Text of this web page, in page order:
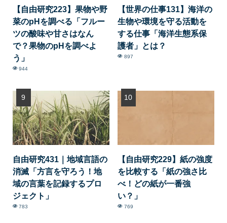
【自由研究223】果物や野
菜のpHを調べる「フルー
ツの酸味や甘さはなん
で？果物のpHを調べよ
う」
944
【世界の仕事131】海洋の
生物や環境を守る活動を
する仕事「海洋生態系保
護者」とは？
897
自由研究431｜地域言語の
消滅「方言を守ろう！地
域の言葉を記録するプロ
ジェクト」
783
【自由研究229】紙の強度
を比較する「紙の強さ比
べ！どの紙が一番強
い？」
769